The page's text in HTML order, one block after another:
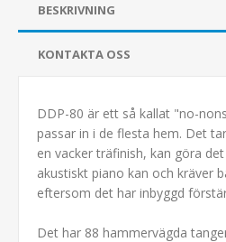
BESKRIVNING
KONTAKTA OSS
DDP-80 är ett så kallat "no-
passar in i de flesta hem. Det
en vacker träfinish, kan göra
akustiskt piano kan och kräver
eftersom det har inbyggd
Det har 88 hammervägda